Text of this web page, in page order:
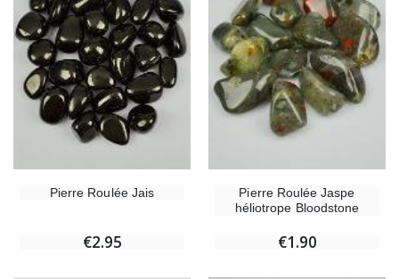
Pierre Roulée Jais
€2.95
Pierre Roulée Jaspe
héliotrope Bloodstone
€1.90